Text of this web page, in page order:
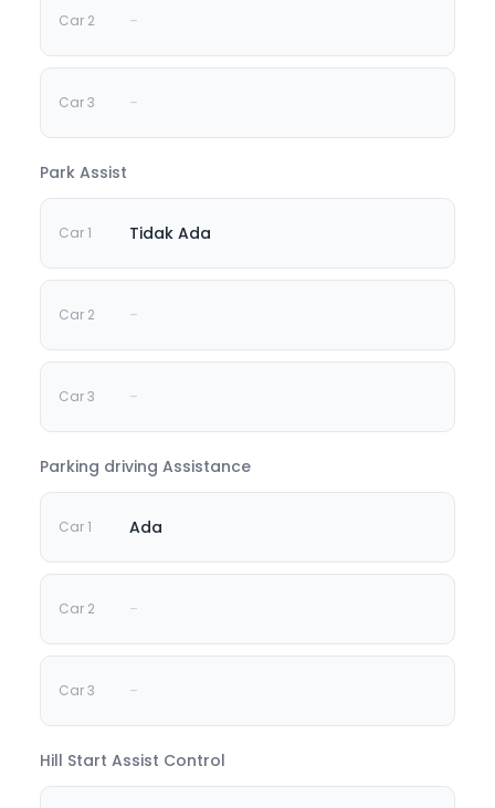
-
-
Park Assist
Tidak Ada
-
-
Parking driving Assistance
Ada
-
-
Hill Start Assist Control